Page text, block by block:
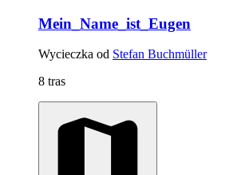
Mein_Name_ist_Eugen
Wycieczka od Stefan Buchmüller
8 tras